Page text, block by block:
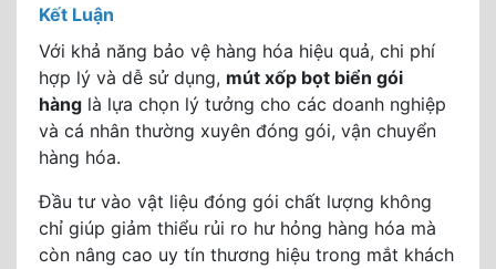
Kết Luận
Với khả năng bảo vệ hàng hóa hiệu quả, chi phí
hợp lý và dễ sử dụng, mút xốp bọt biển gói
hàng là lựa chọn lý tưởng cho các doanh nghiệp
và cá nhân thường xuyên đóng gói, vận chuyển
hàng hóa.
Đầu tư vào vật liệu đóng gói chất lượng không
chỉ giúp giảm thiểu rủi ro hư hỏng hàng hóa mà
còn nâng cao uy tín thương hiệu trong mắt khách